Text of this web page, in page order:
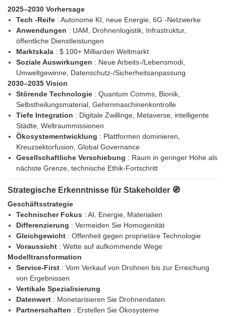
2025–2030 Vorhersage
Tech -Reife : Autonome KI, neue Energie, 6G -Netzwerke
Anwendungen : UAM, Drohnenlogistik, Infrastruktur,
öffentliche Dienstleistungen
Marktskala : $ 100+ Milliarden Weltmarkt
Soziale Auswirkungen : Neue Arbeits-/Lebensmodi,
Umweltgewinne, Datenschutz-/Sicherheitsanpassung
2030–2035 Vision
Störende Technologie : Quantum Comms, Bionik,
Selbstheilungsmaterial, Gehirnmaschinenkontrolle
Tiefe Integration : Digitale Zwillinge, Metaverse, intelligente
Städte, Weltraummissionen
Ökosystementwicklung : Plattformen dominieren,
Kreuzsektorfusion, Global Governance
Gesellschaftliche Verschiebung : Raum in geringer Höhe als
nächste Grenze, technische Ethik-Fortschritt
Strategische Erkenntnisse für Stakeholder 🧭
Geschäftsstrategie
Technischer Fokus : AI, Energie, Materialien
Differenzierung : Vermeiden Sie Homogenität
Gleichgewicht : Offenheit gegen proprietäre Technologie
Voraussicht : Wette auf aufkommende Wege
Modelltransformation
Service-First : Vom Verkauf von Drohnen bis zur Erreichung
von Ergebnissen
Vertikale Spezialisierung
Datenwert : Monetarisieren Sie Drohnendaten
Partnerschaften : Erstellen Sie Ökosysteme